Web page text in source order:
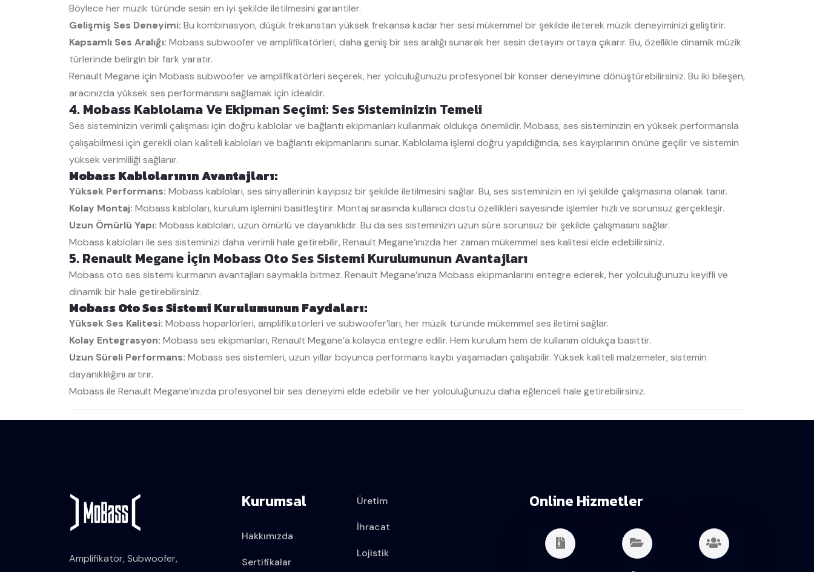
Böylece her müzik türünde sesin en iyi şekilde iletilmesini garantiler.
Gelişmiş Ses Deneyimi: Bu kombinasyon, düşük frekanstan yüksek frekansa kadar her sesi mükemmel bir şekilde ileterek müzik deneyiminizi geliştirir.
Kapsamlı Ses Aralığı: Mobass subwoofer ve amplifikatörleri, daha geniş bir ses aralığı sunarak her sesin detayını ortaya çıkarır. Bu, özellikle dinamik müzik
türlerinde belirgin bir fark yaratır.
Renault Megane için Mobass subwoofer ve amplifikatörleri seçerek, her yolculuğunuzu profesyonel bir konser deneyimine dönüştürebilirsiniz. Bu iki bileşen,
aracınızda yüksek ses performansını sağlamak için idealdir.
4. Mobass Kablolama Ve Ekipman Seçimi: Ses Sisteminizin Temeli
Ses sisteminizin verimli çalışması için doğru kablolar ve bağlantı ekipmanları kullanmak oldukça önemlidir. Mobass, ses sisteminizin en yüksek performansla
çalışabilmesi için gerekli olan kaliteli kabloları ve bağlantı ekipmanlarını sunar. Kablolama işlemi doğru yapıldığında, ses kayıplarının önüne geçilir ve sistemin
yüksek verimliliği sağlanır.
Mobass Kablolarının Avantajları:
Yüksek Performans: Mobass kabloları, ses sinyallerinin kayıpsız bir şekilde iletilmesini sağlar. Bu, ses sisteminizin en iyi şekilde çalışmasına olanak tanır.
Kolay Montaj: Mobass kabloları, kurulum işlemini basitleştirir. Montaj sırasında kullanıcı dostu özellikleri sayesinde işlemler hızlı ve sorunsuz gerçekleşir.
Uzun Ömürlü Yapı: Mobass kabloları, uzun ömürlü ve dayanıklıdır. Bu da ses sisteminizin uzun süre sorunsuz bir şekilde çalışmasını sağlar.
Mobass kabloları ile ses sisteminizi daha verimli hale getirebilir, Renault Megane’ınızda her zaman mükemmel ses kalitesi elde edebilirsiniz.
5. Renault Megane İçin Mobass Oto Ses Sistemi Kurulumunun Avantajları
Mobass oto ses sistemi kurmanın avantajları saymakla bitmez. Renault Megane’ınıza Mobass ekipmanlarını entegre ederek, her yolculuğunuzu keyifli ve
dinamik bir hale getirebilirsiniz.
Mobass Oto Ses Sistemi Kurulumunun Faydaları:
Yüksek Ses Kalitesi: Mobass hoparlörleri, amplifikatörleri ve subwoofer’ları, her müzik türünde mükemmel ses iletimi sağlar.
Kolay Entegrasyon: Mobass ses ekipmanları, Renault Megane’a kolayca entegre edilir. Hem kurulum hem de kullanım oldukça basittir.
Uzun Süreli Performans: Mobass ses sistemleri, uzun yıllar boyunca performans kaybı yaşamadan çalışabilir. Yüksek kaliteli malzemeler, sistemin
dayanıklılığını artırır.
Mobass ile Renault Megane’ınızda profesyonel bir ses deneyimi elde edebilir ve her yolculuğunuzu daha eğlenceli hale getirebilirsiniz.
Amplifikatör, Subwoofer,
Kurumsal
Hakkımızda
Sertifikalar
Üretim
İhracat
Lojistik
Online Hizmetler